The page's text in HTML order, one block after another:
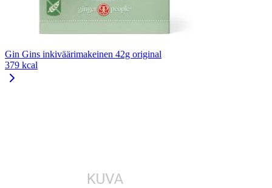
Gin Gins inkiväärimakeinen 42g original
379 kcal